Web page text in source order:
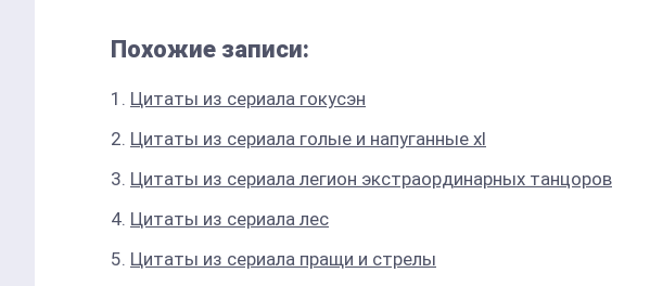
Похожие записи:
Цитаты из сериала гокусэн
Цитаты из сериала голые и напуганные xl
Цитаты из сериала легион экстраординарных танцоров
Цитаты из сериала лес
Цитаты из сериала пращи и стрелы